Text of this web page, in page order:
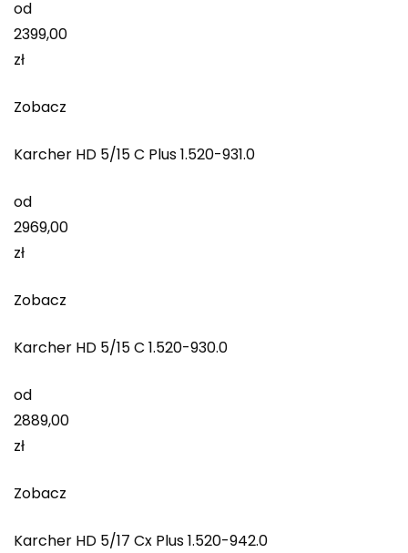
od
2399,00
zł
Zobacz
Karcher HD 5/15 C Plus 1.520-931.0
od
2969,00
zł
Zobacz
Karcher HD 5/15 C 1.520-930.0
od
2889,00
zł
Zobacz
Karcher HD 5/17 Cx Plus 1.520-942.0